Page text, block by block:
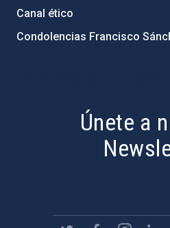
Canal ético
Condolencias Francisco
Únete a